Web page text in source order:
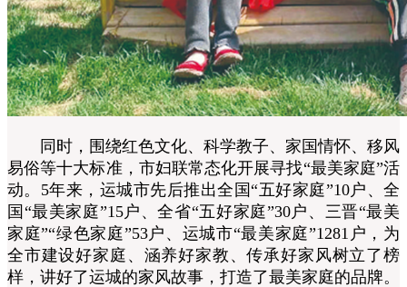
同时，围绕红色文化、科学教子、家国情怀、移风
易俗等十大标准，市妇联常态化开展寻找“最美家庭”活
动。5年来，运城市先后推出全国“五好家庭”10户、全
国“最美家庭”15户、全省“五好家庭”30户、三晋“最美
家庭”“绿色家庭”53户、运城市“最美家庭”1281户，为
全市建设好家庭、涵养好家教、传承好家风树立了榜
样，讲好了运城的家风故事，打造了最美家庭的品牌。